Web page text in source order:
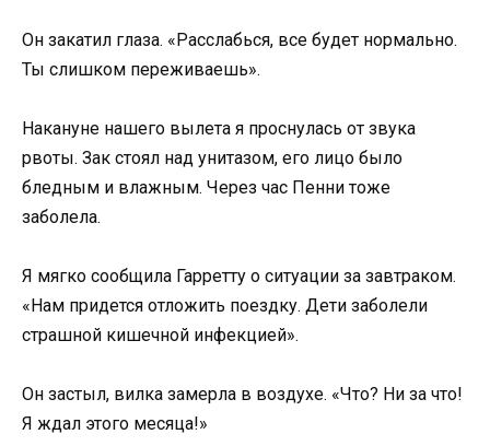
Он закатил глаза. «Расслабься, все будет нормально.
Ты слишком переживаешь».
Накануне нашего вылета я проснулась от звука
рвоты. Зак стоял над унитазом, его лицо было
бледным и влажным. Через час Пенни тоже
заболела.
Я мягко сообщила Гарретту о ситуации за завтраком.
«Нам придется отложить поездку. Дети заболели
страшной кишечной инфекцией».
Он застыл, вилка замерла в воздухе. «Что? Ни за что!
Я ждал этого месяца!»